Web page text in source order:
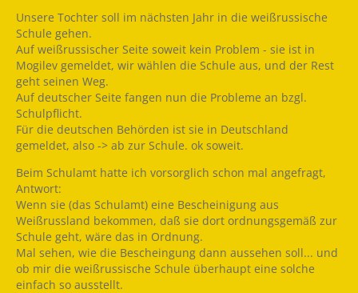
Unsere Tochter soll im nächsten Jahr in die weißrussische
Schule gehen.
Auf weißrussischer Seite soweit kein Problem - sie ist in
Mogilev gemeldet, wir wählen die Schule aus, und der Rest
geht seinen Weg.
Auf deutscher Seite fangen nun die Probleme an bzgl.
Schulpflicht.
Für die deutschen Behörden ist sie in Deutschland
gemeldet, also -> ab zur Schule. ok soweit.
Beim Schulamt hatte ich vorsorglich schon mal angefragt,
Antwort:
Wenn sie (das Schulamt) eine Bescheinigung aus
Weißrussland bekommen, daß sie dort ordnungsgemäß zur
Schule geht, wäre das in Ordnung.
Mal sehen, wie die Bescheingung dann aussehen soll... und
ob mir die weißrussische Schule überhaupt eine solche
einfach so ausstellt.